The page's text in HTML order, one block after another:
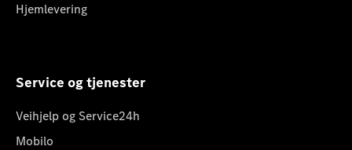
Hjemlevering
Service og tjenester
Veihjelp og Service24h
Mobilo